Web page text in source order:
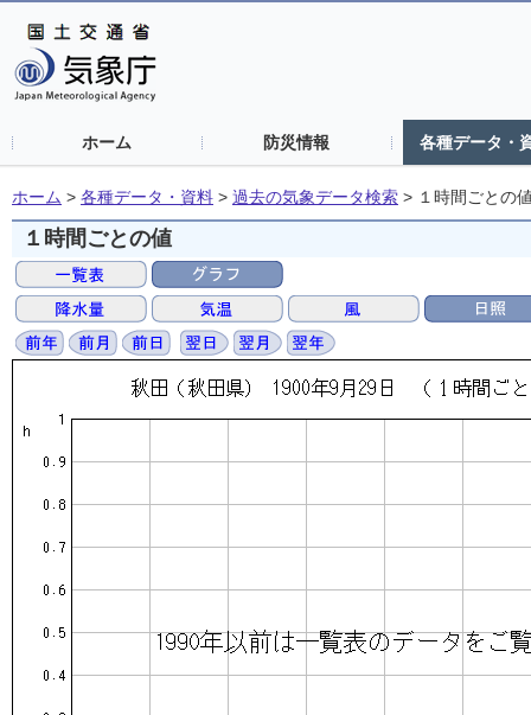
ホーム 防災情報 各種データ・
ホーム > 各種データ・資料 > 過去の気象データ検索 > １時間ごとの
１時間ごとの値